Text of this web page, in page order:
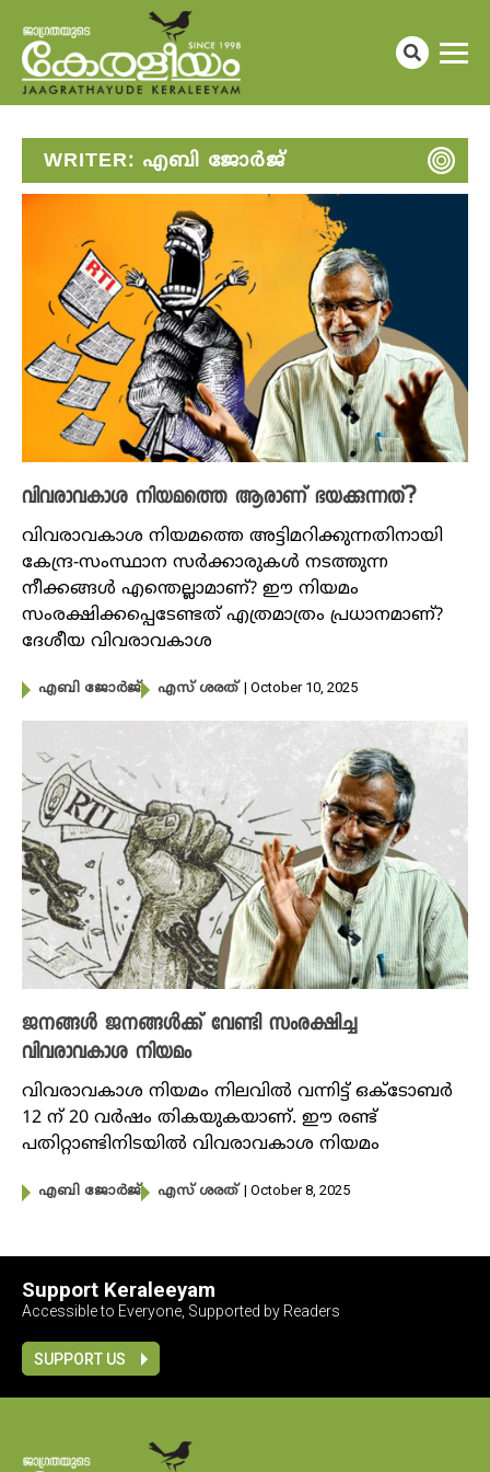
WRITER: എബി ജോർജ്
വിവരാവകാശ നിയമത്തെ ആരാണ് ഭയക്കുന്നത്?
വിവരാവകാശ നിയമത്തെ അട്ടിമറിക്കുന്നതിനായി
കേന്ദ്ര-സംസ്ഥാന സർക്കാരുകൾ നടത്തുന്ന
നീക്കങ്ങൾ എന്തെല്ലാമാണ്? ഈ നിയമം
സംരക്ഷിക്കപ്പെടേണ്ടത് എത്രമാത്രം പ്രധാനമാണ്?
ദേശീയ വിവരാവകാശ
എബി ജോർജ് എസ് ശരത് | October 10, 2025
ജനങ്ങൾ ജനങ്ങൾക്ക് വേണ്ടി സംരക്ഷിച്ച
വിവരാവകാശ നിയമം
വിവരാവകാശ നിയമം നിലവിൽ വന്നിട്ട് ഒക്ടോബർ
12 ന് 20 വർഷം തികയുകയാണ്. ഈ രണ്ട്
പതിറ്റാണ്ടിനിടയിൽ വിവരാവകാശ നിയമം
എബി ജോർജ് എസ് ശരത് | October 8, 2025
Support Keraleeyam
Accessible to Everyone, Supported by Readers
SUPPORT US